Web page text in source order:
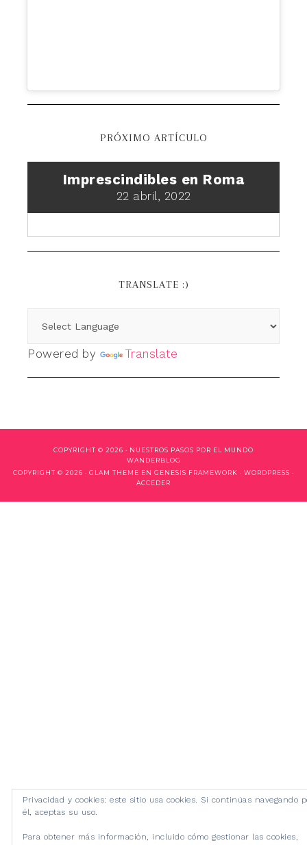
PRÓXIMO ARTÍCULO
Imprescindibles en Roma
22 abril, 2022
TRANSLATE :)
Powered by Translate
COPYRIGHT © 2026 · NUESTROS PASOS POR EL MUNDO
WANDERBLOG
COPYRIGHT © 2026 · GLAM THEME EN GENESIS FRAMEWORK · WORDPRESS ·
ACCEDER
Privacidad y cookies: este sitio usa cookies. Si continúas navegando
él, aceptas su uso.
Para obtener más información, incluido cómo gestionar las cookies,